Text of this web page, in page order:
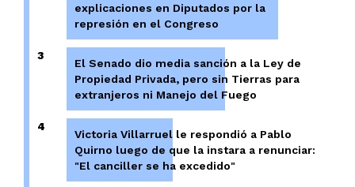
explicaciones en Diputados por la
represión en el Congreso
3
El Senado dio media sanción a la Ley de
Propiedad Privada, pero sin Tierras para
extranjeros ni Manejo del Fuego
4
Victoria Villarruel le respondió a Pablo
Quirno luego de que la instara a renunciar:
"El canciller se ha excedido"